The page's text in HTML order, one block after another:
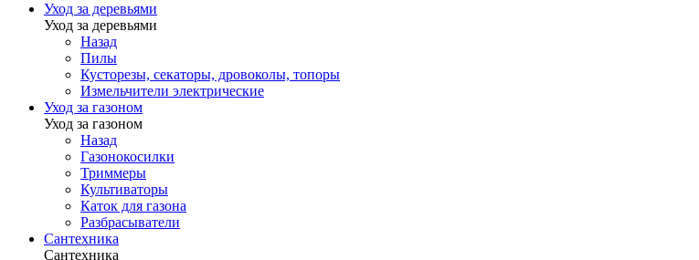
Уход за деревьями
Уход за деревьями
Назад
Пилы
Кусторезы, секаторы, дровоколы, топоры
Измельчители электрические
Уход за газоном
Уход за газоном
Назад
Газонокосилки
Триммеры
Культиваторы
Каток для газона
Разбрасыватели
Сантехника
Сантехника